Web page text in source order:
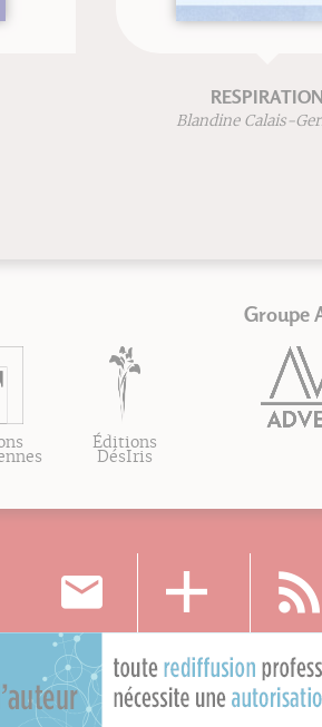
RESPIRATION
Blandine Calais-
Éditions
DésIris
Groupe